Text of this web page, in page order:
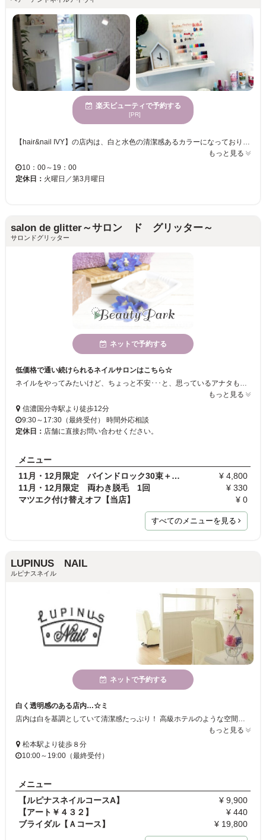
楽天ビューティで予約する
[PR]
【hair&nail IVY】の店内は、白と水色の清潔感あるカラーになっており、さりげなく緑豊かな観葉植物に心癒されながら、施術を受けることが出来ます★ 【お子様連れ歓迎】毎日子育てで忙しいママさんにもうれしい、フルビューティーを実現するため、ヘアサロンとネイルサロンが併設してるので、同時施術で時間短縮が可能☆ 料金やデザインのご相談も受け付けておりますので、お気軽にスタッフへお問い合わせ下さい！ 予約はお電話でお願い致します。
もっと見る
10：00～19：00
定休日： 火曜日／第3月曜日
salon de glitter～サロン ド グリッター～
サロンドグリッター
ネットで予約する
低価格で通い続けられるネイルサロンはこちら☆
ネイルをやってみたいけど、ちょっと不安･･･と、思っているアナタも大丈夫♪ 完全プライベートで、お値段もリーズナブルで、あなたに合った素敵なネイルをご提供します！気分を変えたい時や、大事なイベントなど･･･初めての方も学生さんもお子様がいらっしゃる主婦の方も安心してお気軽にお越しください☆☆☆
もっと見る
信濃国分寺駅より徒歩12分
9:30～17:30（最終受付） 時間外応相談
定休日： 店舗に直接お問い合わせください。
メニュー
11月・12月限定 バインドロック30束＋フラットラッ…
¥ 4,800
11月・12月限定 両わき脱毛 1回
¥ 330
マツエク付け替えオフ【当店】
¥ 0
すべてのメニューを見る
LUPINUS NAIL
ルピナスネイル
ネットで予約する
白く透明感のある店内…☆ミ
店内は白を基調としていて清潔感たっぷり！ 高級ホテルのような空間でずっと居続けたくなってしまいます！ リクライニングチェアに座りながら貴女の指先を 華麗なものにしていきましょう..．♪
もっと見る
松本駅より徒歩８分
10:00～19:00（最終受付）
メニュー
【ルピナスネイルコースA】
¥ 9,900
【アート￥４３２】
¥ 440
ブライダル【Ａコース】
¥ 19,800